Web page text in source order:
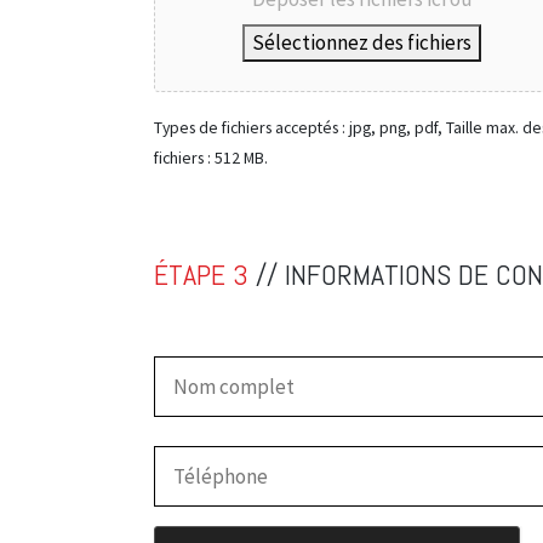
Sélectionnez des fichiers
Types de fichiers acceptés : jpg, png, pdf, Taille max.
fichiers : 512 MB.
ÉTAPE 3 // INFORMATIONS DE